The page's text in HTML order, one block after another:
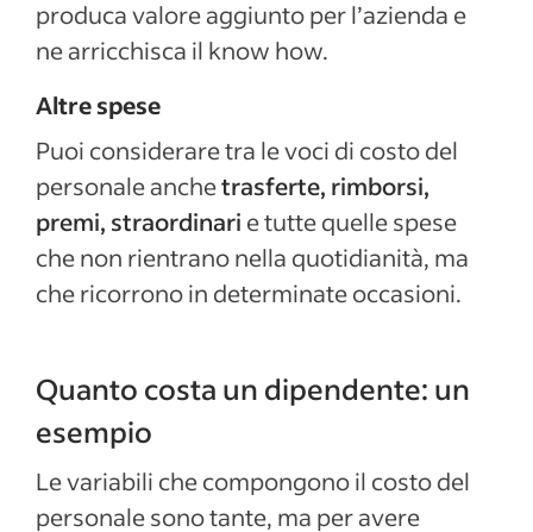
produca valore aggiunto per l’azienda e
ne arricchisca il know how.
Altre spese
Puoi considerare tra le voci di costo del
personale anchetrasferte, rimborsi,
premi, straordinari e tutte quelle spese
che non rientrano nella quotidianità, ma
che ricorrono in determinate occasioni.
Quanto costa un dipendente: un
esempio
Le variabili che compongono il costo del
personale sono tante, ma per avere